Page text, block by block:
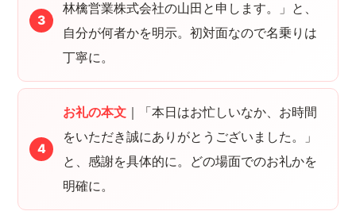
林檎営業株式会社の山田と申します。」と、
自分が何者かを明示。初対面なので名乗りは
丁寧に。
お礼の本文 ｜「本日はお忙しいなか、お時間
をいただき誠にありがとうございました。」
と、感謝を具体的に。どの場面でのお礼かを
明確に。